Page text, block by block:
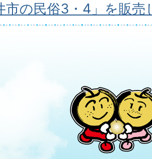
市の民俗3・4」を販売